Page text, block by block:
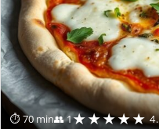
⏱ 70 min👥 1★★★★★